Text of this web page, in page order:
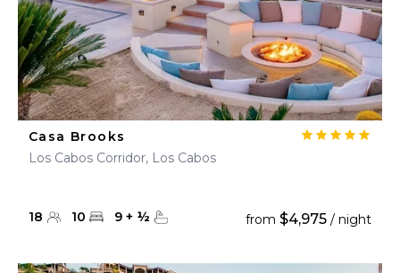
Casa Brooks
Los Cabos Corridor, Los Cabos
18 10 9 + ½ from $4,975 / night